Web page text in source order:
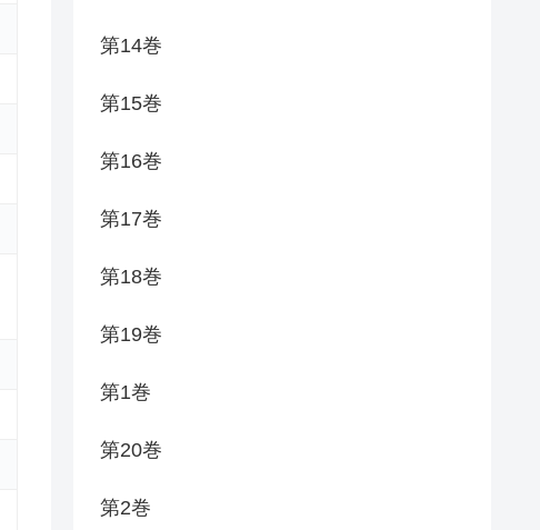
第14巻
第15巻
第16巻
第17巻
第18巻
第19巻
第1巻
第20巻
第2巻